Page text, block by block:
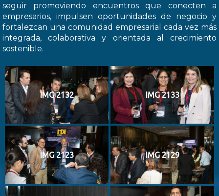
seguir promoviendo encuentros que conecten a
empresarios, impulsen oportunidades de negocio y
fortalezcan una comunidad empresarial cada vez más
integrada, colaborativa y orientada al crecimiento
sostenible.
IMG 2132 IMG 2133
IMG 2123 IMG 2129